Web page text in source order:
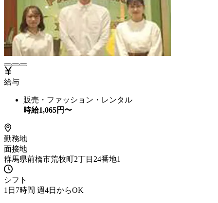
給与
販売・ファッション・レンタル
時給1,065円〜
勤務地
面接地
群馬県前橋市荒牧町2丁目24番地1
シフト
1日7時間 週4日からOK